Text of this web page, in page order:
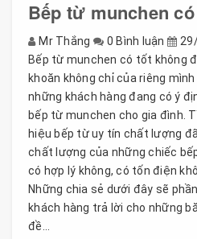
Bếp từ munchen
Mr Thắng 0 Bình luận
Bếp từ munchen có tốt không
khoăn không chỉ của riêng
những khách hàng đang có ý
bếp từ munchen cho gia đình.
hiệu bếp từ uy tín chất lượng
chất lượng của những chiếc
có hợp lý không, có tốn điện
Những chia sẻ dưới đây sẽ
khách hàng trả lời cho những
đề...